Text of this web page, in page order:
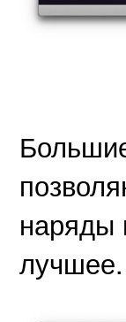
наряды
лучшее.